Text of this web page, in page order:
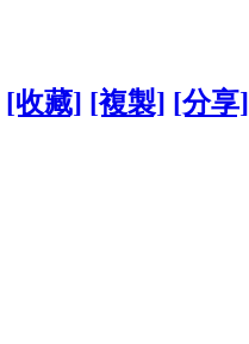
[收藏] [複製] [分享]